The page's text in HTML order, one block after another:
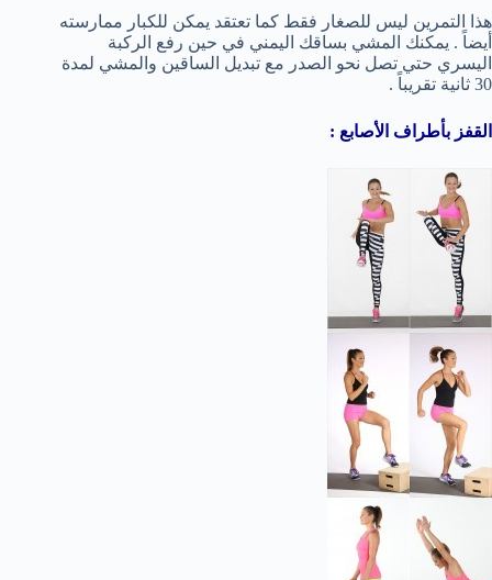
هذا التمرين ليس للصغار فقط كما تعتقد يمكن للكبار ممارسته
أيضاً . يمكنك المشي بساقك اليمني في حين رفع الركبة
اليسري حتي تصل نحو الصدر مع تبديل الساقين والمشي لمدة
30 ثانية تقريباً .
القفز بأطراف الأصابع :